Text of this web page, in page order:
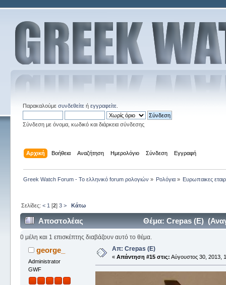
Παρακαλούμε συνδεθείτεή εγγραφείτε.
Σύνδεση με όνομα, κωδικό και διάρκεια σύνδεσης
Αρχική Βοήθεια Αναζήτηση Ημερολόγιο Σύνδεση Εγγραφή
Greek Watch Forum - Το ελληνικό forum ρολογιών » Ρολόγια » Ευρωπαικες
Σελίδες: < 1 [2] 3 > Κάτω
Αποστολέας Θέμα: Crepas (E)
0 μέλη και 1 επισκέπτης διαβάζουν αυτό το θέμα.
george_
Administrator
GWF
Απ: Crepas (E)
« Απάντηση #15 στις: Αύγουστος 30, 2013,